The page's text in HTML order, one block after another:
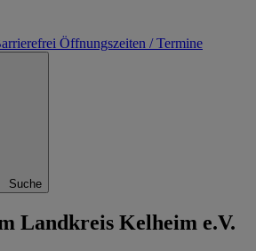
Öffnungszeiten / Termine
Suche
Landkreis Kelheim e.V.